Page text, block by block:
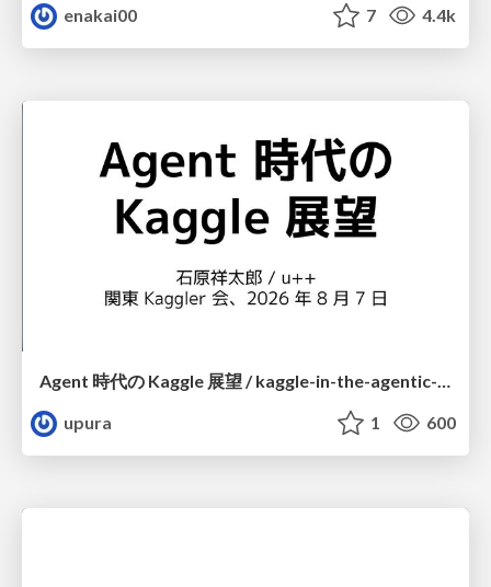
enakai00
7 4.4k
Agent 時代の Kaggle 展望 / kaggle-in-the-agentic-era
upura
1 600